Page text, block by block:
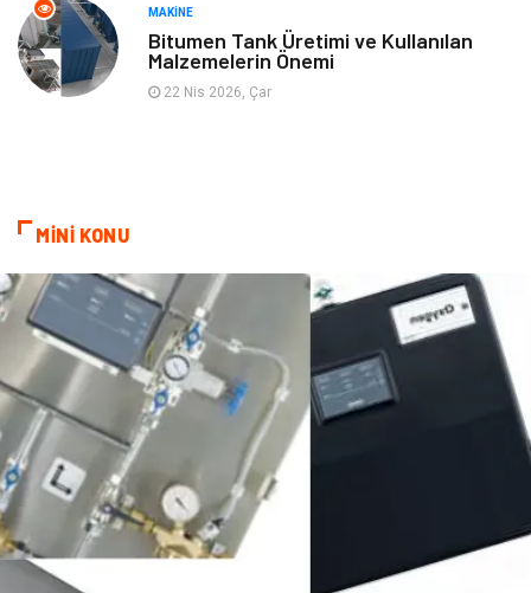
Anne Çocuk
Tekstil Hediyelik Eşya
Bitkisel Ürünler
Spor Malzemeleri Bebek Giyim
MAKINE
Bitumen Tank Üretimi ve Kullanılan
Malzemelerin Önemi
22 Nis 2026, Çar
MİNİ KONU